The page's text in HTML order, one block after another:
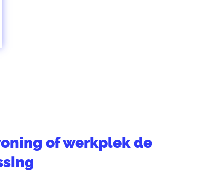
of werkplek de